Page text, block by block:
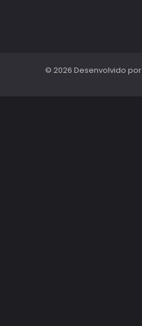
© 2026 Desenvolvido por